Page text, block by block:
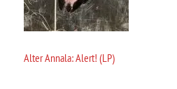
Alter Annala: Alert! (LP)